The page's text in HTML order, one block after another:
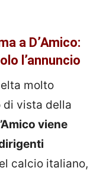
a D’Amico:
l’annuncio
molto
di vista della
viene
calcio italiano,